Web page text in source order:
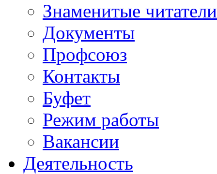
Знаменитые
Документы
Профсоюз
Контакты
Буфет
Режим работы
Вакансии
Деятельность